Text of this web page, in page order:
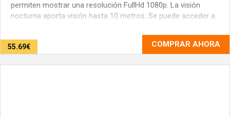
permiten mostrar una resolución FullHd 1080p. La visión
nocturna aporta visión hasta 10 metros. Se puede acceder a
55.69€ COMPRAR AHORA